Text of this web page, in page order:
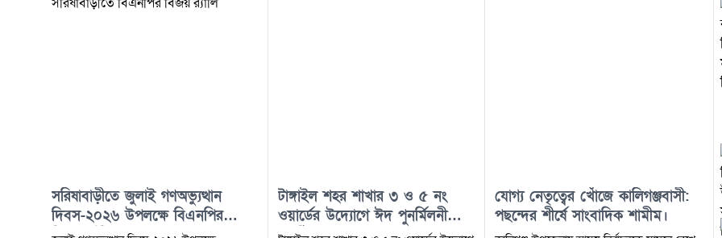
সরিষাবাড়ীতে জুলাই গণঅভ্যুত্থান
দিবস-২০২৬ উপলক্ষে বিএনপির
টাঙ্গাইল শহর শাখার ৩ ও ৫ নং
ওয়ার্ডের উদ্যোগে ঈদ পুনর্মিলনী
যোগ্য নেতৃত্বের খোঁজে কালিগঞ্জবাসী:
পছন্দের শীর্ষে সাংবাদিক শামীম।